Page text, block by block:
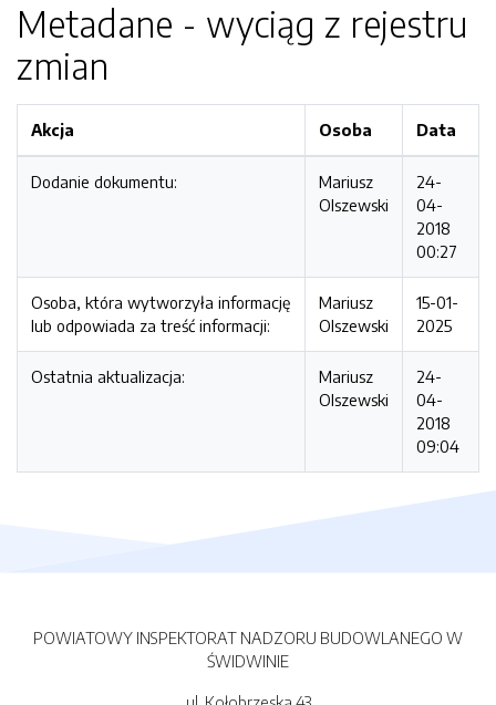
Metadane - wyciąg z rejestru
zmian
Akcja Osoba Data
Dodanie dokumentu:
Mariusz
Olszewski
24-
04-
2018
00:27
Osoba, która wytworzyła informację
lub odpowiada za treść informacji:
Mariusz
Olszewski
15-01-
2025
Ostatnia aktualizacja:
Mariusz
Olszewski
24-
04-
2018
09:04
POWIATOWY INSPEKTORAT NADZORU BUDOWLANEGO W
ŚWIDWINIE